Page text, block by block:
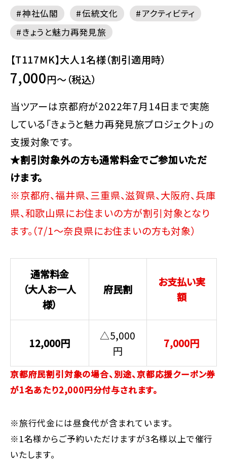
神社仏閣 伝統文化
アクティビティ
きょうと魅力再発見旅
【T117MK】大人1名様（割引適用時）
7,000円～（税込）
当ツアーは京都府が2022年7月14日まで実施
している「きょうと魅力再発見旅プロジェクト」の
支援対象です。
★割引対象外の方も通常料金でご参加いただ
けます。
※京都府、福井県、三重県、滋賀県、大阪府、兵庫
県、和歌山県にお住まいの方が割引対象となり
ます。（7/1～奈良県にお住まいの方も対象）
通常料金
（大人お一人
様）
府民割
お支払い実
額
12,000円
△5,000
円
7,000円
京都府民割引対象の場合、別途、京都応援クーポン券
が1名あたり2,000円分付与されます。
※旅行代金には昼食代が含まれています。
※1名様からご予約いただけますが3名様以上で催行
いたします。